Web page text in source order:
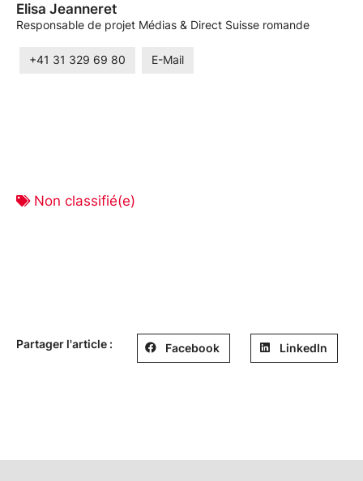
Elisa Jeanneret
Responsable de projet Médias & Direct Suisse romande
+41 31 329 69 80 E-Mail
Non classifié(e)
Partager l'article : Facebook LinkedIn